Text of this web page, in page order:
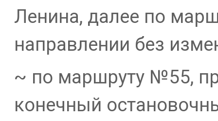
Ленина, далее по
направлении без
~ по маршруту №55,
конечный